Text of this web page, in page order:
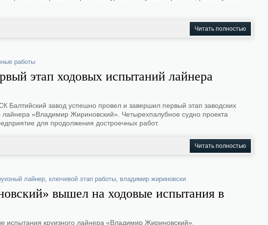
Читать полностью
работы
этап ходовых испытаний лайнера
Балтийский завод успешно провел и завершил первый этап заводских
лайнера «Владимир Жириновский». Четырехпалубное судно проекта
для продолжения достроечных работ.
Читать полностью
лайнер, ключевой этап работы, владимир жириновски
вышел на ходовые испытания в
испытания круизного лайнера «Владимир Жириновский».